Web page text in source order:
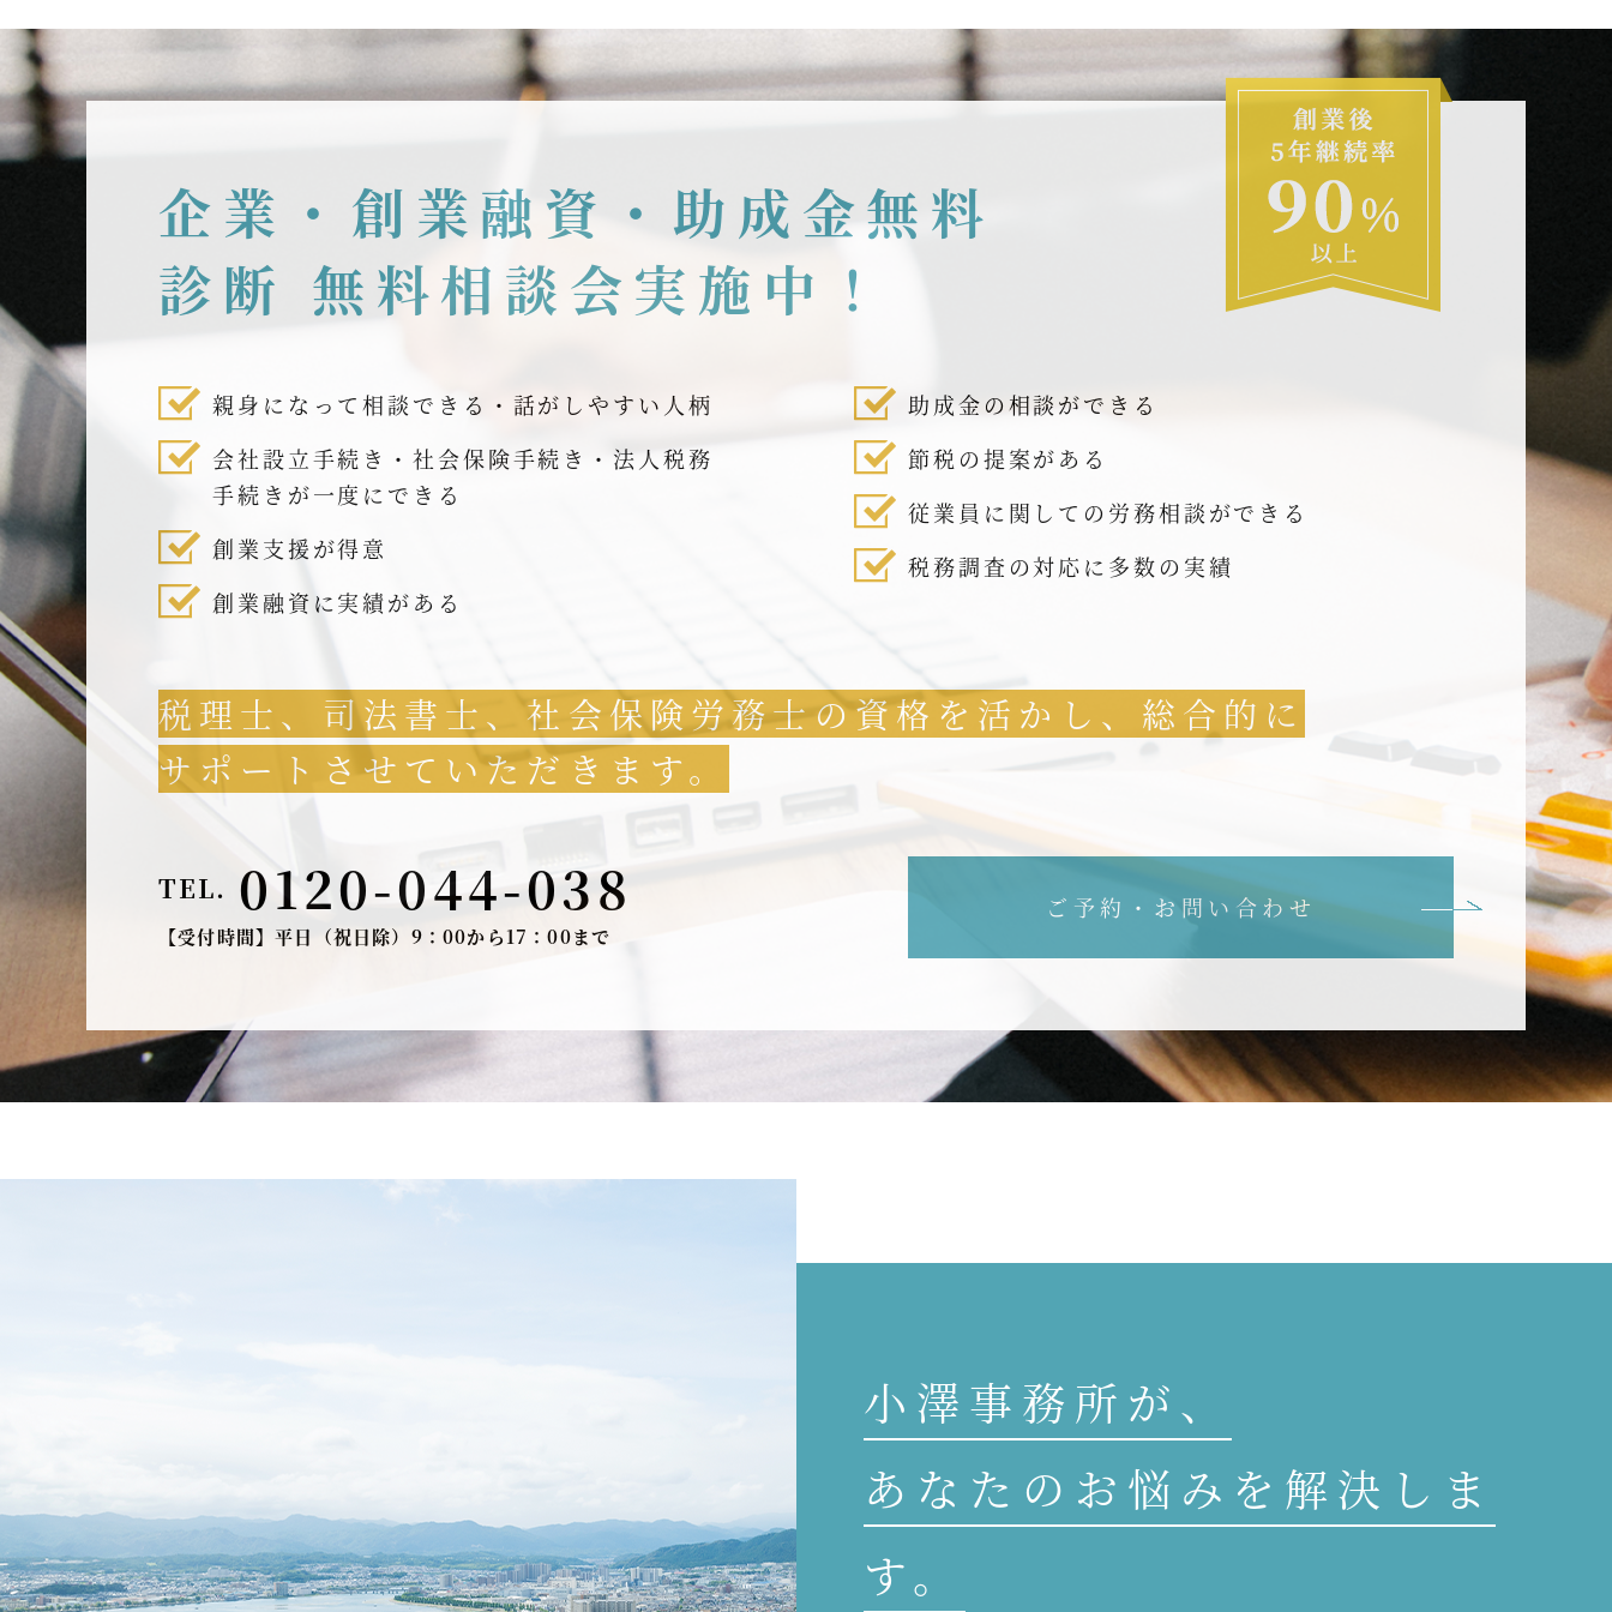
企業・創業融資・助成金無料
診断 無料相談会実施中！
親身になって相談できる・話がしやすい人柄
会社設立手続き・社会保険手続き・法人税務
手続きが一度にできる
創業支援が得意
創業融資に実績がある
助成金の相談ができる
節税の提案がある
従業員に関しての労務相談ができる
税務調査の対応に多数の実績
税理士、司法書士、社会保険労務士の資格を活かし、総合的に
サポートさせていただきます。
TEL. 0120-044-038
【受付時間】平日（祝日除）9：00から17：00まで
ご予約・お問い合わせ
小澤事務所が、
あなたのお悩みを解決しま
す。